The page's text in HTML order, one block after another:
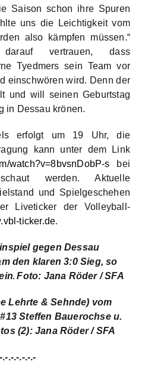
Saison schon ihre Spuren
uns die Leichtigkeit vom
also kämpfen müssen.“
vertrauen, dass
Tyedmers sein Team vor
einschwören wird. Denn der
und will seinen Geburtstag
in Dessau krönen.
erfolgt um 19 Uhr, die
kann unter dem Link
watch?v=8bvsnDobP-s bei
werden. Aktuelle
und Spielgeschehen
Liveticker der Volleyball-
ticker.de.
gegen Dessau
den klaren 3:0 Sieg, so
.Foto: Jana Röder / SFA
Lehrte & Sehnde) vom
Steffen Bauerochse u.
(2): Jana Röder / SFA
.-.-.-.-.-.-